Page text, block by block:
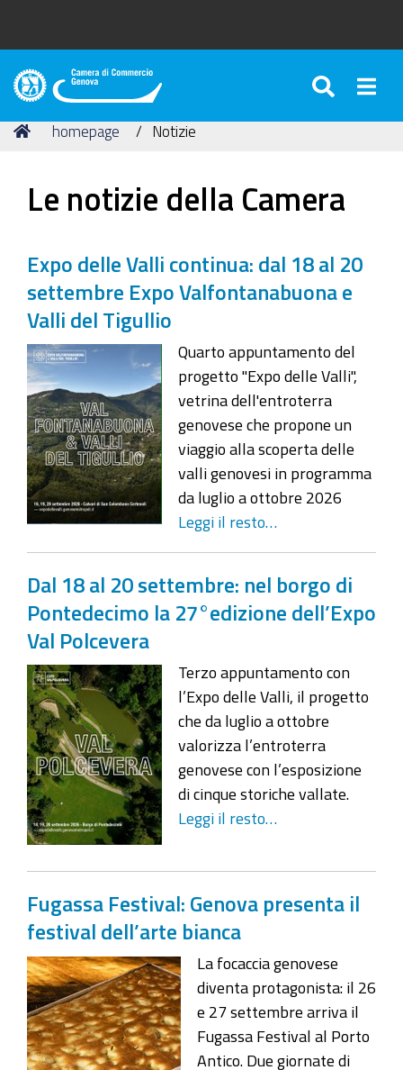
Camera
Commercio
Tu
Home
homepage Notizie
Le notizie della Camera
Expo delle Valli continua: dal 18 al 20
settembre Expo Valfontanabuona e
Valli del Tigullio
Quarto appuntamento del
progetto "Expo delle Valli",
vetrina dell'entroterra
genovese che propone un
viaggio alla scoperta delle
valli genovesi in programma
da luglio a ottobre 2026
Leggi il resto…
Dal 18 al 20 settembre: nel borgo di
Pontedecimo la 27°edizione dell’Expo
Val Polcevera
Terzo appuntamento con
l’Expo delle Valli, il progetto
che da luglio a ottobre
valorizza l’entroterra
genovese con l’esposizione
di cinque storiche vallate.
Leggi il resto…
Fugassa Festival: Genova presenta il
festival dell’arte bianca
La focaccia genovese
diventa protagonista: il 26
e 27 settembre arriva il
Fugassa Festival al Porto
Antico. Due giornate di